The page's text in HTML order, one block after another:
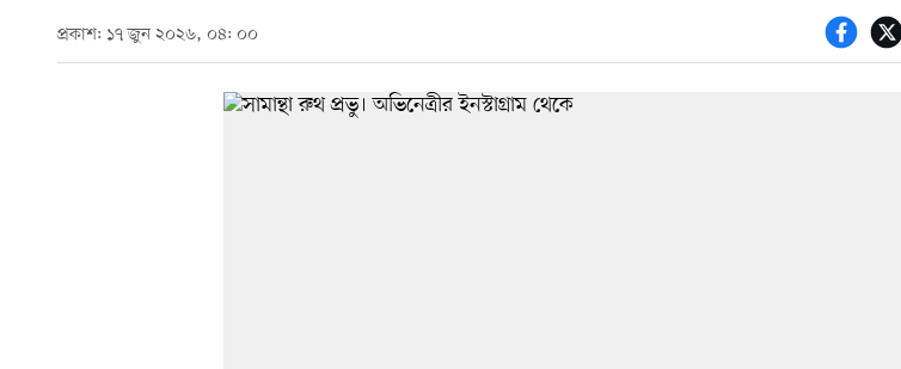
প্রকাশ: ১৭ জুন ২০২৬, ০৪: ০০